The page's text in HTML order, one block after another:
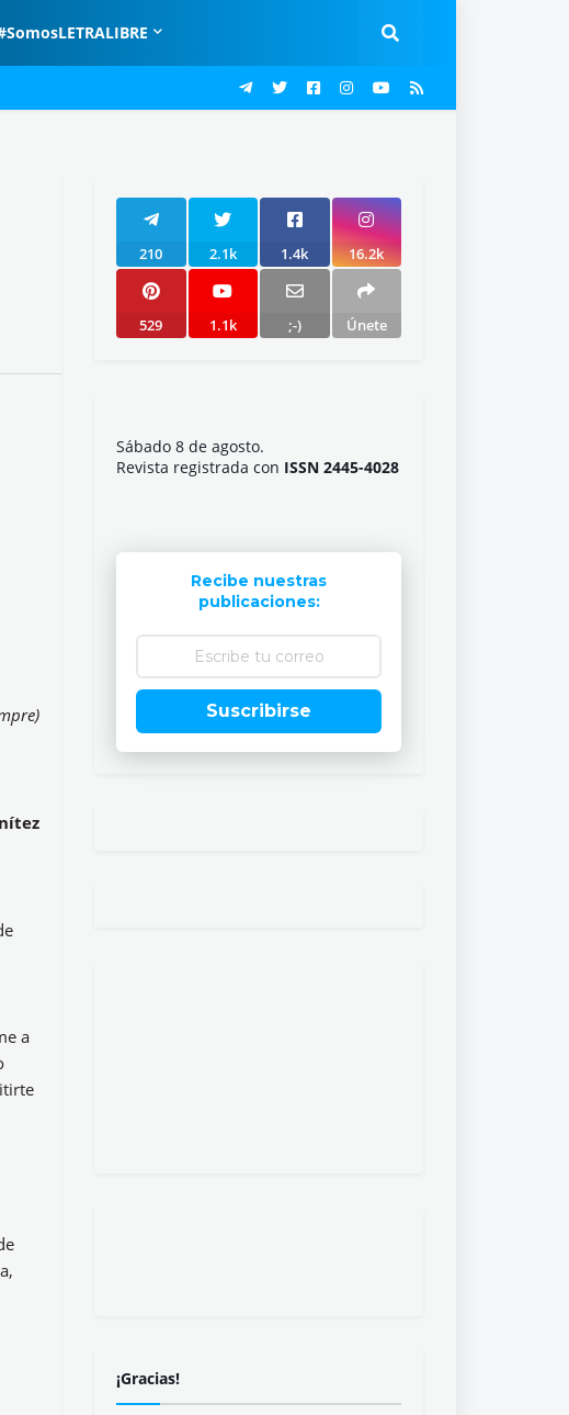
a
210 2.1k 1.4k 16.2k
529 1.1k ;-) Únete
Sábado 8 de agosto.
Revista registrada con ISSN 2445-4028
Recibe nuestras
publicaciones:
Suscribirse
¡Gracias!